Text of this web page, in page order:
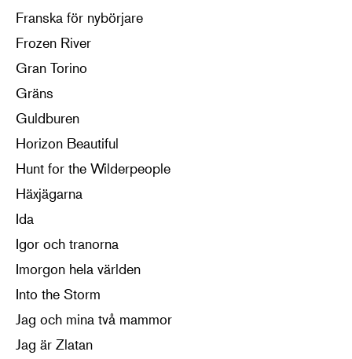
Franska för nybörjare
Frozen River
Gran Torino
Gräns
Guldburen
Horizon Beautiful
Hunt for the Wilderpeople
Häxjägarna
Ida
Igor och tranorna
Imorgon hela världen
Into the Storm
Jag och mina två mammor
Jag är Zlatan